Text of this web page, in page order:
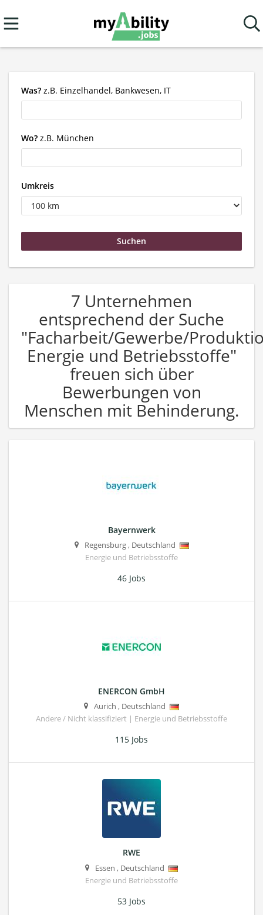
Was? z.B. Einzelhandel, Bankwesen, IT
Wo? z.B. München
Umkreis
7 Unternehmen
entsprechend der Suche
"Facharbeit/Gewerbe/
Energie und Betriebsstoffe"
freuen sich über
Bewerbungen von
Menschen mit Behinderung.
Bayernwerk
Regensburg, Deutschland
Energie und Betriebsstoffe
46 Jobs
ENERCON GmbH
Aurich , Deutschland
Andere / Nicht klassifiziert | Energie und Betriebsstoffe
115 Jobs
RWE
Essen , Deutschland
Energie und Betriebsstoffe
53 Jobs